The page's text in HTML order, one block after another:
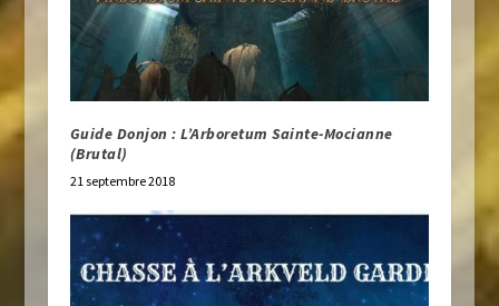
Guide Donjon : L’Arboretum Sainte-Mocianne
(Brutal)
21 septembre 2018